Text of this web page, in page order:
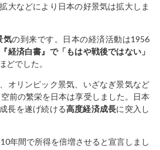
大などにより日本の好景気は拡大しま
気の到来です。日本の経済活動は1956
『経済白書』で「もはや戦後ではない」
どでした。
オリンピック景気、いざなぎ景気など
前の繁栄を日本は享受しました。日本
長を遂げ続ける高度経済成長に突入し
年間で所得を倍増させると宣言しまし